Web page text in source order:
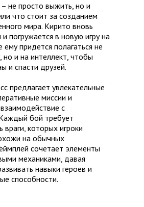
не просто выжить, но и
что стоит за созданием
мира. Кирито вновь
погружается в новую игру на
придется полагаться не
но и на интеллект, чтобы
и спасти друзей.
предлагает увлекательные
миссии и
с
бой требует
враги, которых игроки
на обычных
сочетает элементы
механиками, давая
навыки героев и
способности.